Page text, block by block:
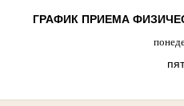
ГРАФИК ПРИЕМА